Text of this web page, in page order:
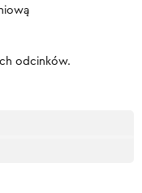
odcinków.